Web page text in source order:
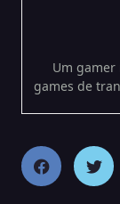
Um
games de